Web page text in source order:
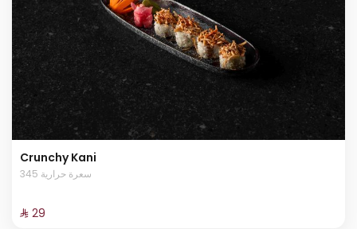
Crunchy Kani
345 سعرة حرارية
⁨⁦‪‬ 29⁩